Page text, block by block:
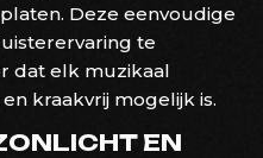
Deze eenvoudige
te
dat elk muzikaal
kraakvrij mogelijk is.
EN